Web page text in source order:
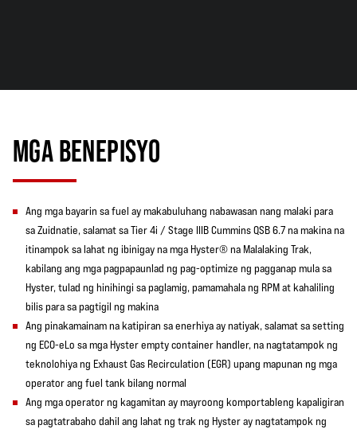
MGA BENEPISYO
Ang mga bayarin sa fuel ay makabuluhang nabawasan nang malaki para
sa Zuidnatie, salamat sa Tier 4i / Stage IIIB Cummins QSB 6.7 na makina na
itinampok sa lahat ng ibinigay na mga Hyster® na Malalaking Trak,
kabilang ang mga pagpapaunlad ng pag-optimize ng pagganap mula sa
Hyster, tulad ng hinihingi sa paglamig, pamamahala ng RPM at kahaliling
bilis para sa pagtigil ng makina
Ang pinakamainam na katipiran sa enerhiya ay natiyak, salamat sa setting
ng ECO-eLo sa mga Hyster empty container handler, na nagtatampok ng
teknolohiya ng Exhaust Gas Recirculation (EGR) upang mapunan ng mga
operator ang fuel tank bilang normal
Ang mga operator ng kagamitan ay mayroong komportableng kapaligiran
sa pagtatrabaho dahil ang lahat ng trak ng Hyster ay nagtatampok ng